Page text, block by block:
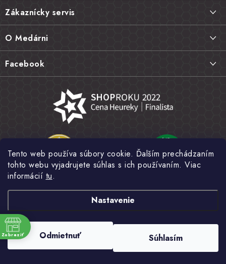
Tento web používa súbory cookie. Ďalším prechádzaním
tohto webu vyjadrujete súhlas s ich používaním. Viac
informácií tu.
Nastavenie
Odmietnuť Súhlasím
p
ä
e
Zákaznícky servis
Vrátenie tovaru, výmena a reklamácie
Najčastejšie otázky FAQ
Hodnotenie obchodu
Obchodné podmienky
Ochrana osobných údajov
O Medárni
Náš príbeh
Kamenná predajňa
Fotogaléria
Novinky
Facebook
Vytvoril Shoptet
Copyright 2026 . Všetky práva vyhradené.Upraviť nastavenie
Zobraziť